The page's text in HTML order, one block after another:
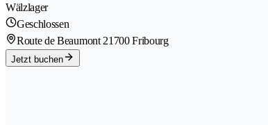
Wälzlager
Geschlossen
Route de Beaumont 21700 Fribourg
Jetzt buchen